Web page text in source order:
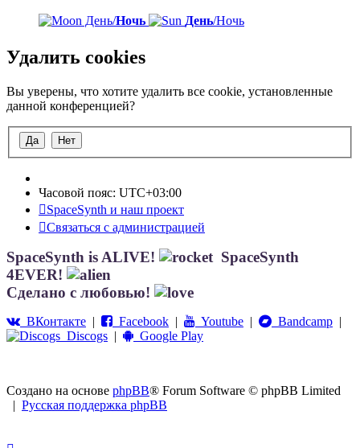
День/Ночь День/Ночь
Удалить cookies
Вы уверены, что хотите удалить все cookie, установленные
данной конференцией?
Часовой пояс: UTC+03:00
SpaceSynth и наш проект
Связаться с администрацией
SpaceSynth is ALIVE!
SpaceSynth
4EVER!
Сделано с любовью!
ВКонтакте | Facebook | Youtube | Bandcamp |
Discogs | Google Play
Создано на основе phpBB® Forum Software © phpBB Limited
| Русская поддержка phpBB